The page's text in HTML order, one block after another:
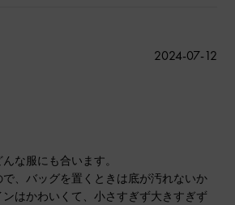
な服にも合います。
、バッグを置くときは底が汚れないか
はかわいくて、小さすぎず大きすぎず
公
2024-07-12